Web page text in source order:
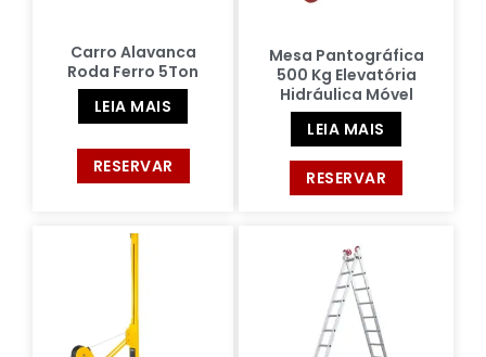
Carro Alavanca
Roda Ferro 5Ton
LEIA MAIS
RESERVAR
Mesa Pantográfica
500 Kg Elevatória
Hidráulica Móvel
LEIA MAIS
RESERVAR